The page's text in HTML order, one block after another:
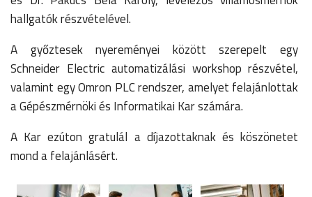
hallgatók részvételével.
A győztesek nyereményei között szerepelt egy
Schneider Electric automatizálási workshop részvétel,
valamint egy Omron PLC rendszer, amelyet felajánlottak
a Gépészmérnöki és Informatikai Kar számára.
A Kar ezúton gratulál a díjazottaknak és köszönetet
mond a felajánlásért.